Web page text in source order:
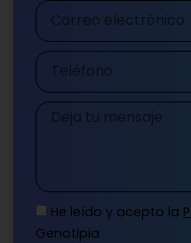
Correo
electrónico
Teléfono
Mensaje
He leído y acepto la
Genotipia